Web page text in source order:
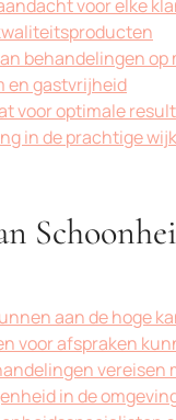
voor elke
behandelingen op
en gastvrijheid
voor optimale
in de prachtige
aan de hoge
voor afspraken
vereisen
in de